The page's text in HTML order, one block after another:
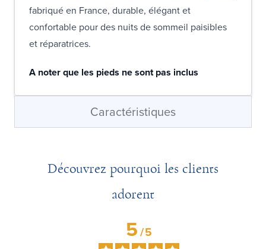
fabriqué en France, durable, élégant et
confortable pour des nuits de sommeil paisibles
et réparatrices.
A noter que les pieds ne sont pas inclus
Caractéristiques
Découvrez pourquoi les clients
adorent
5/5